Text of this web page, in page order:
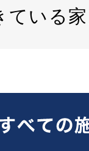
ている